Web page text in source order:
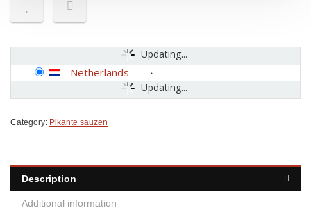
Updating...
Updating...
Netherlands -
Category: Pikante sauzen
Description
Additional information